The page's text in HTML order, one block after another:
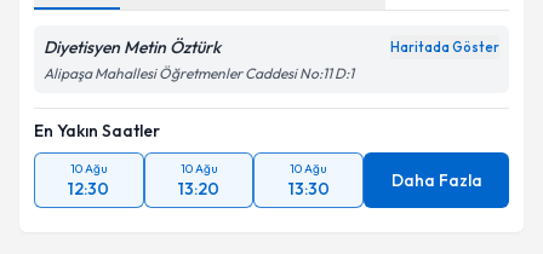
Diyetisyen Metin Öztürk Haritada Göster
Alipaşa Mahallesi Öğretmenler Caddesi No:11 D:1
En Yakın Saatler
10 Ağu
12:30
10 Ağu
13:20
10 Ağu
13:30 Daha Fazla